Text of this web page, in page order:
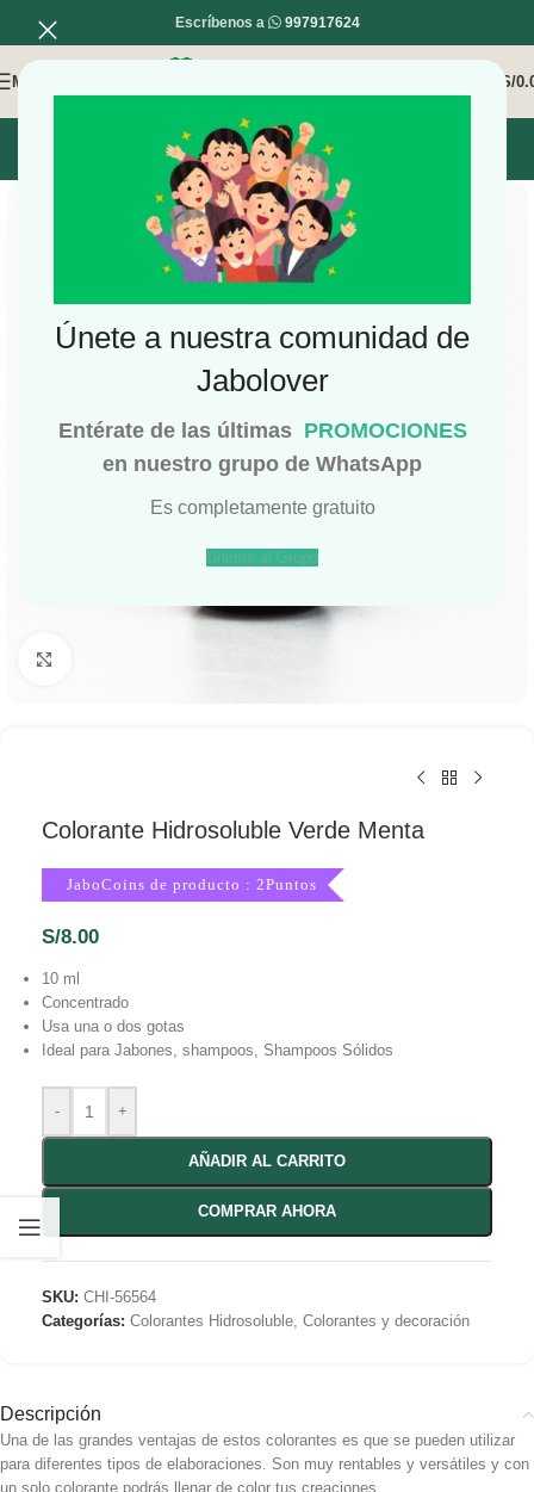
Únete a nuestra comunidad de
Jabolover
Entérate de las últimas PROMOCIONES
en nuestro grupo de WhatsApp
Es completamente gratuito
Unirme al Grupo
Escríbenos a 997917624
MENÚ S/
INICIO MI COMPRA MI CUENTA
Colorante Hidrosoluble Verde Menta
JaboCoins de producto : 2Puntos
S/8.00
10 ml
Concentrado
Usa una o dos gotas
Ideal para Jabones, shampoos, Shampoos Sólidos
- +
AÑADIR AL CARRITO
COMPRAR AHORA
SKU: CHI-56564
Categorías: Colorantes Hidrosoluble, Colorantes y decoración
Descripción
Una de las grandes ventajas de estos colorantes es que se pueden utilizar
para diferentes tipos de elaboraciones. Son muy rentables y versátiles y con
un solo colorante podrás llenar de color tus creaciones.